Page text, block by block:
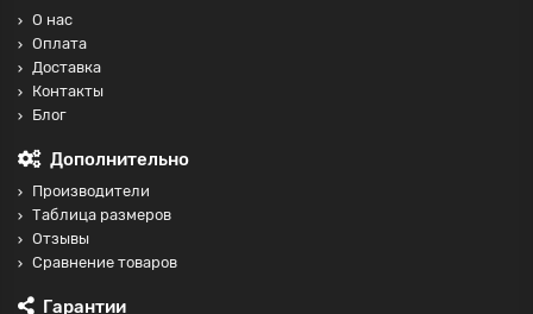
О нас
Оплата
Доставка
Контакты
Блог
Дополнительно
Производители
Таблица размеров
Отзывы
Сравнение товаров
Гарантии